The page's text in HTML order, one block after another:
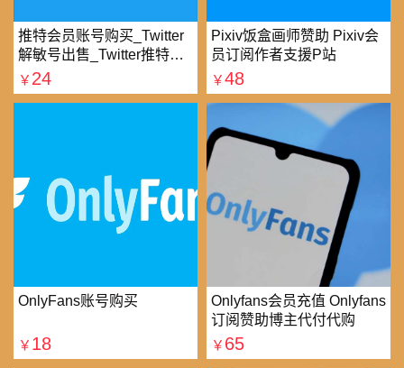
推特会员账号购买_Twitter
解敏号出售_Twitter推特账
号购买批发平台
￥ 24
Pixiv饭盒画师赞助 Pixiv会
员订阅作者支援P站
￥48
OnlyFans账号购买
￥ 18
Onlyfans会员充值 Onlyfans
订阅赞助博主代付代购
￥ 65